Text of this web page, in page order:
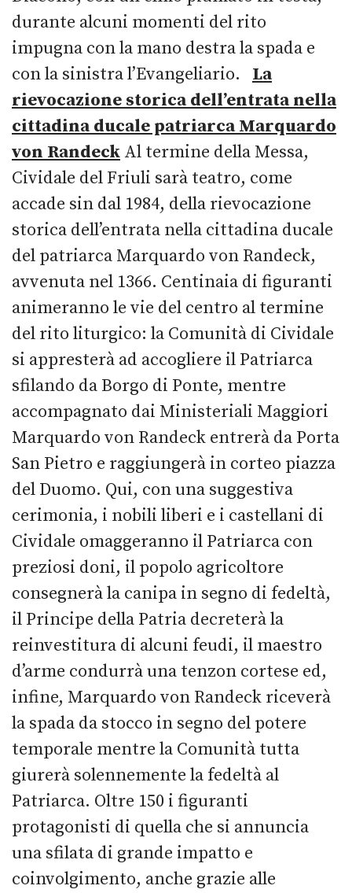
durante alcuni momenti del rito
impugna con la mano destra la spada e
con la sinistra l’Evangeliario.
La
rievocazione storica dell’entrata nella
cittadina ducale patriarca Marquardo
von Randeck Al termine della Messa,
Cividale del Friuli sarà teatro, come
accade sin dal 1984, della rievocazione
storica dell’entrata nella cittadina ducale
del patriarca Marquardo von Randeck,
avvenuta nel 1366. Centinaia di figuranti
animeranno le vie del centro al termine
del rito liturgico: la Comunità di Cividale
si appresterà ad accogliere il Patriarca
sfilando da Borgo di Ponte, mentre
accompagnato dai Ministeriali Maggiori
Marquardo von Randeck entrerà da Porta
San Pietro e raggiungerà in corteo piazza
del Duomo. Qui, con una suggestiva
cerimonia, i nobili liberi e i castellani di
Cividale omaggeranno il Patriarca con
preziosi doni, il popolo agricoltore
consegnerà la canipa in segno di fedeltà,
il Principe della Patria decreterà la
reinvestitura di alcuni feudi, il maestro
d’arme condurrà una tenzon cortese ed,
infine, Marquardo von Randeck riceverà
la spada da stocco in segno del potere
temporale mentre la Comunità tutta
giurerà solennemente la fedeltà al
Patriarca. Oltre 150 i figuranti
protagonisti di quella che si annuncia
una sfilata di grande impatto e
coinvolgimento, anche grazie alle